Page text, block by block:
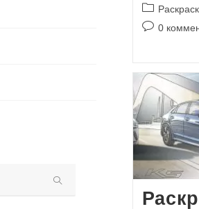
Рубрика
записи:
0